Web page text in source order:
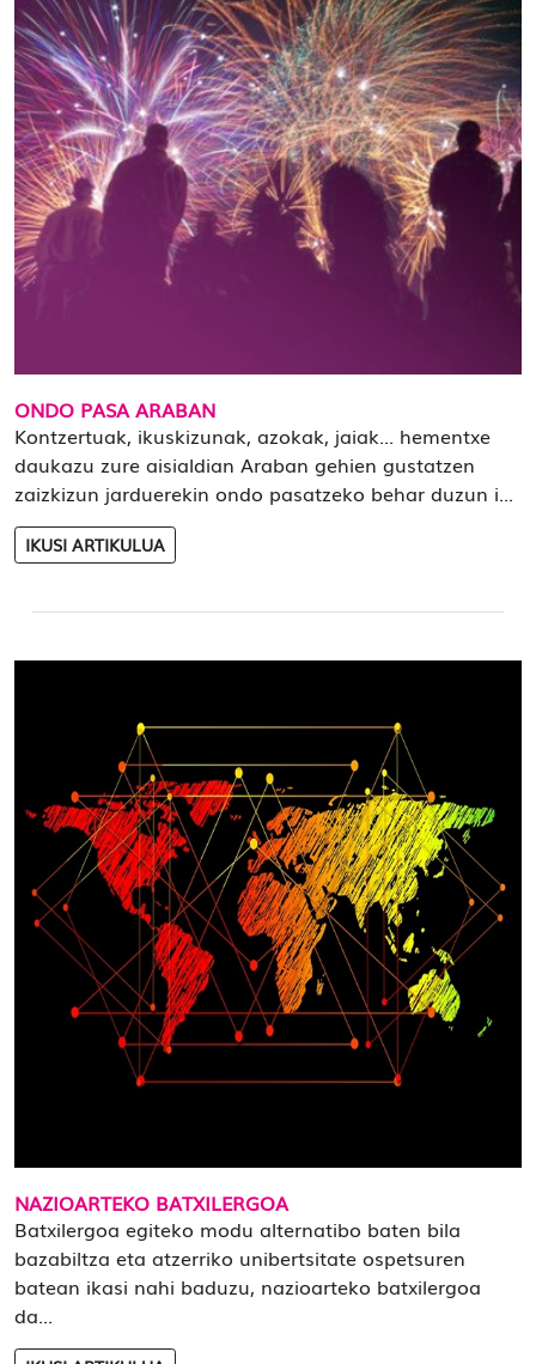
ONDO PASA ARABAN
Kontzertuak, ikuskizunak, azokak, jaiak... hementxe
daukazu zure aisialdian Araban gehien gustatzen
zaizkizun jarduerekin ondo pasatzeko behar duzun i...
IKUSI ARTIKULUA
NAZIOARTEKO BATXILERGOA
Batxilergoa egiteko modu alternatibo baten bila
bazabiltza eta atzerriko unibertsitate ospetsuren
batean ikasi nahi baduzu, nazioarteko batxilergoa
da...